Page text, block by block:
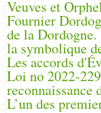
Veuves et
Fournier
de la Dordogne.
la symbolique
Les accords
Loi no 2022-
reconnaissance
L’un des